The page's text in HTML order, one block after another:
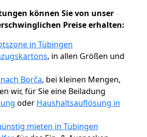
können Sie von unser
Preise erhalten:
in Tübingen
, in allen Größen und
Borča, bei kleinen Mengen,
wir, für Sie eine Beiladung
oder Haushaltsauflösung in
mieten in Tübingen